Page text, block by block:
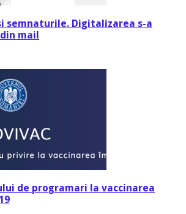
semnaturile. Digitalizarea s-a
mail
de programari la vaccinarea